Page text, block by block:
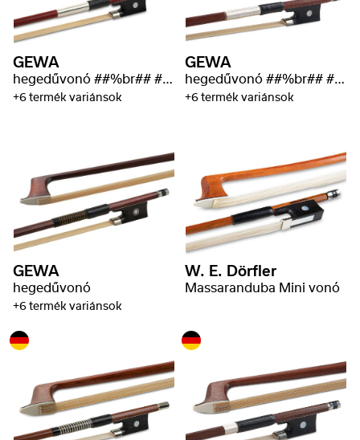
GEWA
hegedűvonó ##%br## ##%br##Student
+6 termék variánsok
GEWA
hegedűvonó ##%br## ##%br##Student
+6 termék variánsok
GEWA
hegedűvonó
+6 termék variánsok
W. E. Dörfler
Massaranduba Mini vonó